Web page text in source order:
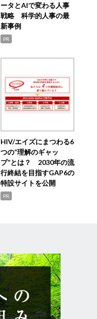
ータとAIで変わる人事
戦略 科学的人事の最
新事例
PR
HIV/エイズにまつわる6
つの“理解のギャッ
プ”とは？ 2030年の流
行終結を目指すGAP6の
特設サイトを公開
PR